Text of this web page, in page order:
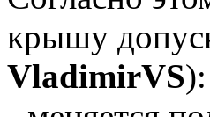
крышу
VladimirVS